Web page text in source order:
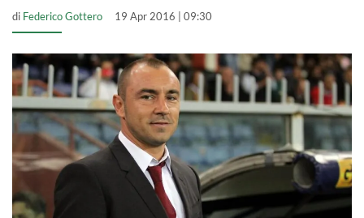
di Federico Gottero 19 Apr 2016 | 09:30